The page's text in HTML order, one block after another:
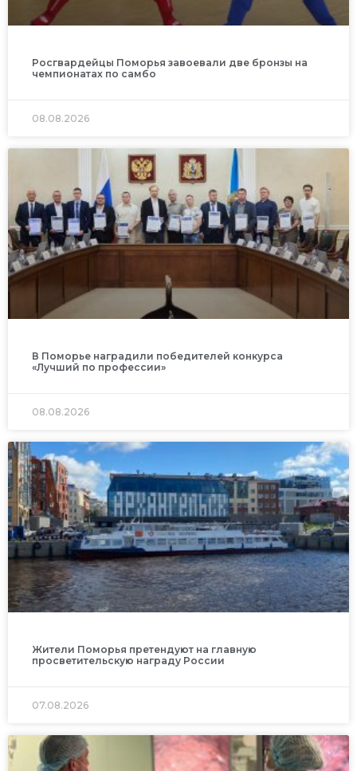
Росгвардейцы Поморья завоевали две бронзы на
чемпионатах по самбо
08.08.2026
В Поморье наградили победителей конкурса
«Лучший по профессии»
08.08.2026
Жители Поморья претендуют на главную
просветительскую награду России
07.08.2026